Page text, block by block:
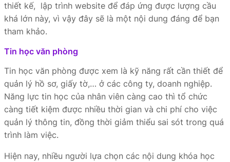
thiết kế, lập trình website để đáp ứng được lượng cầu
khá lớn này, vì vậy đây sẽ là một nội dung đáng để bạn
tham khảo.
Tin học văn phòng
Tin học văn phòng được xem là kỹ năng rất cần thiết để
quản lý hồ sơ, giấy tờ,… ở các công ty, doanh nghiệp.
Năng lực tin học của nhân viên càng cao thì tổ chức
càng tiết kiệm được nhiều thời gian và chi phí cho việc
quản lý thông tin, đồng thời giảm thiểu sai sót trong quá
trình làm việc.
Hiện nay, nhiều người lựa chọn các nội dung khóa học